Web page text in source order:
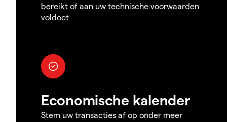
bereikt of aan uw technische voorwaarden
voldoet
Economische kalender
Stem uw transacties af op onder meer